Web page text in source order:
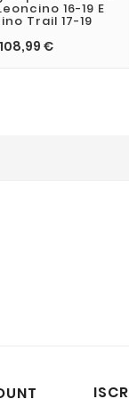
16-19 E
Trail 17-19
108,99 €